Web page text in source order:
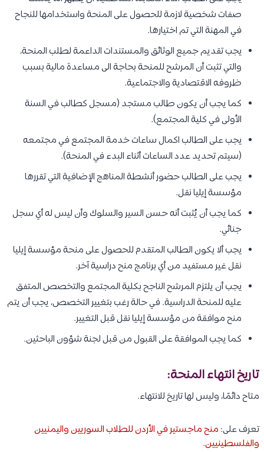
صفات شخصية لازمة للحصول على المنحة واستخدامها للنجاح
في المهنة التي تم اختيارها.
يجب تقديم جميع الوثائق والمستندات الداعمة لطلب المنحة،
والتي تثبت أن المرشح للمنحة بحاجة الى مساعدة مالية بسبب
ظروفه الاقتصادية والاجتماعية.
كما يجب أن يكون طالب مستجد (مسجل كطالب في السنة
الأولى في كلية المجتمع).
يجب على الطالب اكمال ساعات خدمة المجتمع في مجتمعه
(سيتم تحديد عدد الساعات أثناء البدء في المنحة).
يجب على الطالب حضور أنشطة المناهج الإضافية التي تقررها
مؤسسة إيليا نقل.
كما يجب أن يُثبت أنه حسن السير والسلوك وأن ليس له أي سجل
جنائي.
يجب ألا يكون الطالب المتقدم للحصول على منحة مؤسسة إيليا
نقل غير مستفيد من أي برنامج منح دراسية آخر.
يجب أن يلتزم المرشح الناجح بكلية المجتمع والتخصص المتفق
عليه للمنحة الدراسية. في حالة رغب بتغيير التخصص، يجب أن يتم
منح موافقة من مؤسسة إيليا نقل قبل التغيير.
كما يجب الموافقة على القبول من قبل لجنة شؤون الباحثين.
تاريخ انتهاء المنحة:
متاح دائمًا، وليس لها تاريخ للانتهاء.
تعرف على: منح ماجستير في الأردن للطلاب السوريين واليمنيين
والفلسطينيين.